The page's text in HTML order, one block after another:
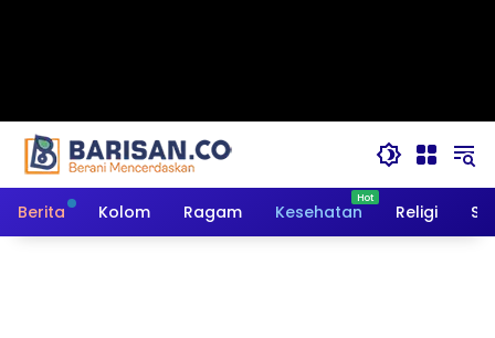
Berita Kolom Ragam Kesehatan Religi